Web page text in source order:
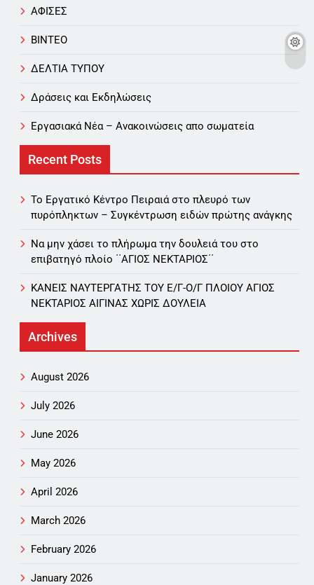
ΑΦΙΣΕΣ
ΒΙΝΤΕΟ
ΔΕΛΤΙΑ ΤΥΠΟΥ
Δράσεις και Εκδηλώσεις
Εργασιακά Νέα – Aνακοινώσεις απο σωματεία
Recent Posts
Το Εργατικό Κέντρο Πειραιά στο πλευρό των
πυρόπληκτων – Συγκέντρωση ειδών πρώτης ανάγκης
Να μην χάσει το πλήρωμα την δουλειά του στο
επιβατηγό πλοίο ΄΄ΑΓΙΟΣ ΝΕΚΤΑΡΙΟΣ΄΄
ΚΑΝΕΙΣ ΝΑΥΤΕΡΓΑΤΗΣ TOY Ε/Γ-Ο/Γ ΠΛΟΙΟY ΑΓΙΟΣ
ΝΕΚΤΑΡΙΟΣ ΑΙΓΙΝΑΣ ΧΩΡΙΣ ΔΟΥΛΕΙΑ
Archives
August 2026
July 2026
June 2026
May 2026
April 2026
March 2026
February 2026
January 2026